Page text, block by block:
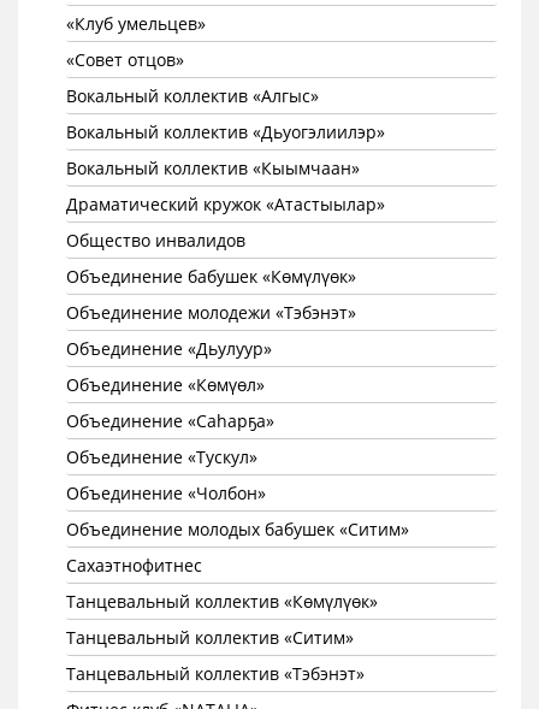
«Клуб умельцев»
«Совет отцов»
Вокальный коллектив «Алгыс»
Вокальный коллектив «Дьуогэлиилэр»
Вокальный коллектив «Кыымчаан»
Драматический кружок «Атастыылар»
Общество инвалидов
Объединение бабушек «Көмүлүөк»
Объединение молодежи «Тэбэнэт»
Объединение «Дьулуур»
Объединение «Көмүөл»
Объединение «Саhарҕа»
Объединение «Тускул»
Объединение «Чолбон»
Объединение молодых бабушек «Ситим»
Сахаэтнофитнес
Танцевальный коллектив «Көмүлүөк»
Танцевальный коллектив «Ситим»
Танцевальный коллектив «Тэбэнэт»